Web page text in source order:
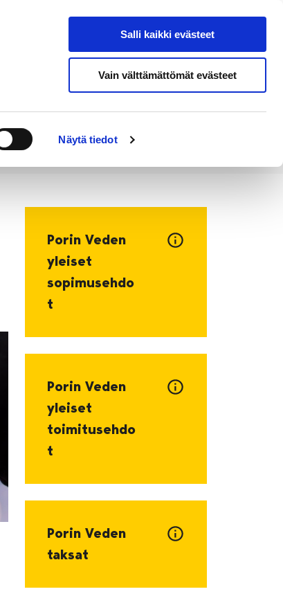
Näytä tiedot
Salli kaikki evästeet
Vain välttämättömät evästeet
Hae sivustolta
Porin Veden
yleiset
sopimusehdo
t
Porin Veden
yleiset
toimitusehdo
t
Porin Veden
taksat